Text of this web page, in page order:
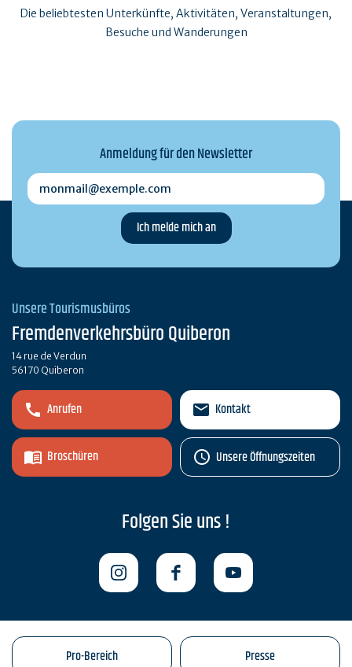
Die beliebtesten Unterkünfte, Aktivitäten, Veranstaltungen,
Besuche und Wanderungen
Anmeldung für den Newsletter
monmail@exemple.com
Unsere Tourismusbüros
Fremdenverkehrsbüro Quiberon
14 rue de Verdun
56170 Quiberon
Anrufen
Broschüren
Kontakt
Unsere Öffnungszeiten
Folgen Sie uns !
Pro-Bereich Presse